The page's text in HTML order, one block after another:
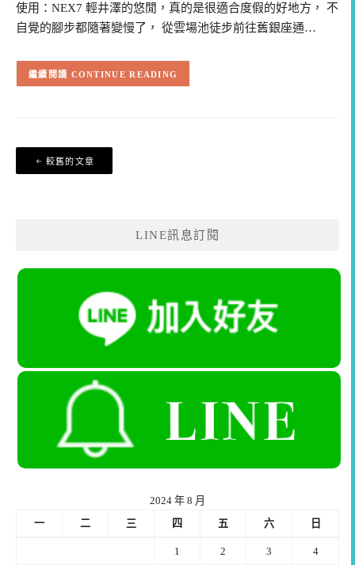
使用：NEX7 輕井澤的悠閒，真的是很適合度假的好地方， 不
自覺的腳步都隨著變慢了， 從雲場池徒步前往舊銀座通…
CONTINUE READING
章
較舊的文章
LINE訊息訂閱
2024 年 8 月
一
二 三 四 五 六 日
1 2 3 4